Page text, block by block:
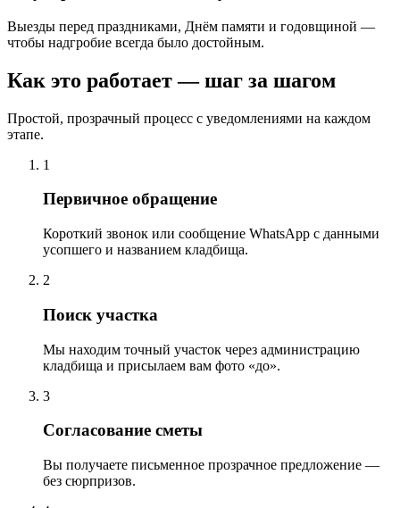
Выезды перед праздниками, Днём памяти и годовщиной —
чтобы надгробие всегда было достойным.
Как это работает — шаг за шагом
Простой, прозрачный процесс с уведомлениями на каждом
этапе.
1
Первичное обращение
Короткий звонок или сообщение WhatsApp с данными
усопшего и названием кладбища.
2
Поиск участка
Мы находим точный участок через администрацию
кладбища и присылаем вам фото «до».
3
Согласование сметы
Вы получаете письменное прозрачное предложение —
без сюрпризов.